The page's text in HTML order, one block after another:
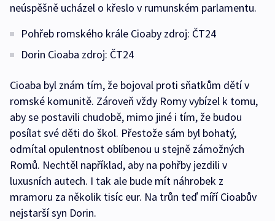
neúspěšně ucházel o křeslo v rumunském parlamentu.
Pohřeb romského krále Cioaby zdroj: ČT24
Dorin Cioaba zdroj: ČT24
Cioaba byl znám tím, že bojoval proti sňatkům dětí v
romské komunitě. Zároveň vždy Romy vybízel k tomu,
aby se postavili chudobě, mimo jiné i tím, že budou
posílat své děti do škol. Přestože sám byl bohatý,
odmítal opulentnost oblíbenou u stejně zámožných
Romů. Nechtěl například, aby na pohřby jezdili v
luxusních autech. I tak ale bude mít náhrobek z
mramoru za několik tisíc eur. Na trůn teď míří Cioabův
nejstarší syn Dorin.